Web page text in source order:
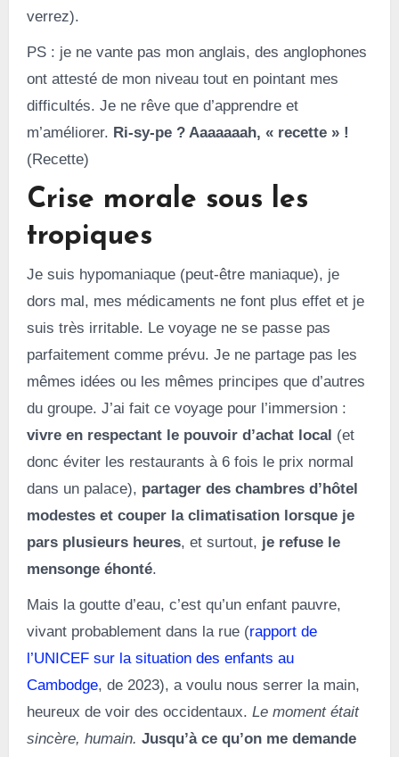
verrez).
PS : je ne vante pas mon anglais, des anglophones
ont attesté de mon niveau tout en pointant mes
difficultés. Je ne rêve que d’apprendre et
m’améliorer. Ri-sy-pe ? Aaaaaaah, « recette » !
(Recette)
Crise morale sous les
tropiques
Je suis hypomaniaque (peut-être maniaque), je
dors mal, mes médicaments ne font plus effet et je
suis très irritable. Le voyage ne se passe pas
parfaitement comme prévu. Je ne partage pas les
mêmes idées ou les mêmes principes que d’autres
du groupe. J’ai fait ce voyage pour l’immersion :
vivre en respectant le pouvoir d’achat local (et
donc éviter les restaurants à 6 fois le prix normal
dans un palace), partager des chambres d’hôtel
modestes et couper la climatisation lorsque je
pars plusieurs heures, et surtout, je refuse le
mensonge éhonté.
Mais la goutte d’eau, c’est qu’un enfant pauvre,
vivant probablement dans la rue (rapport de
l’UNICEF sur la situation des enfants au
Cambodge, de 2023), a voulu nous serrer la main,
heureux de voir des occidentaux. Le moment était
sincère, humain. Jusqu’à ce qu’on me demande